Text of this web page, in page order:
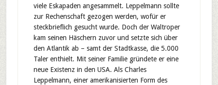
viele Eskapaden angesammelt. Leppelmann sollte
zur Rechenschaft gezogen werden, wofür er
steckbrieflich gesucht wurde. Doch der Waltroper
kam seinen Häschern zuvor und setzte sich über
den Atlantik ab – samt der Stadtkasse, die 5.000
Taler enthielt. Mit seiner Familie gründete er eine
neue Existenz in den USA. Als Charles
Leppelmann, einer amerikanisierten Form des